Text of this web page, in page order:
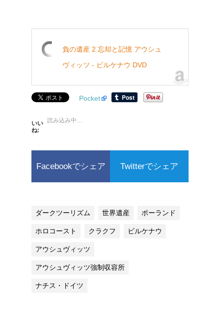
負の遺産 2 忘却と記憶 アウシュ
ヴィッツ - ビルケナウ DVD
Pocket
いい
ね:
読み込み中…
Facebookでシェア Twitterでシェア
ダークツーリズム 世界遺産 ポーランド
ホロコースト クラクフ ビルケナウ
アウシュヴィッツ
アウシュヴィッツ強制収容所
ナチス・ドイツ